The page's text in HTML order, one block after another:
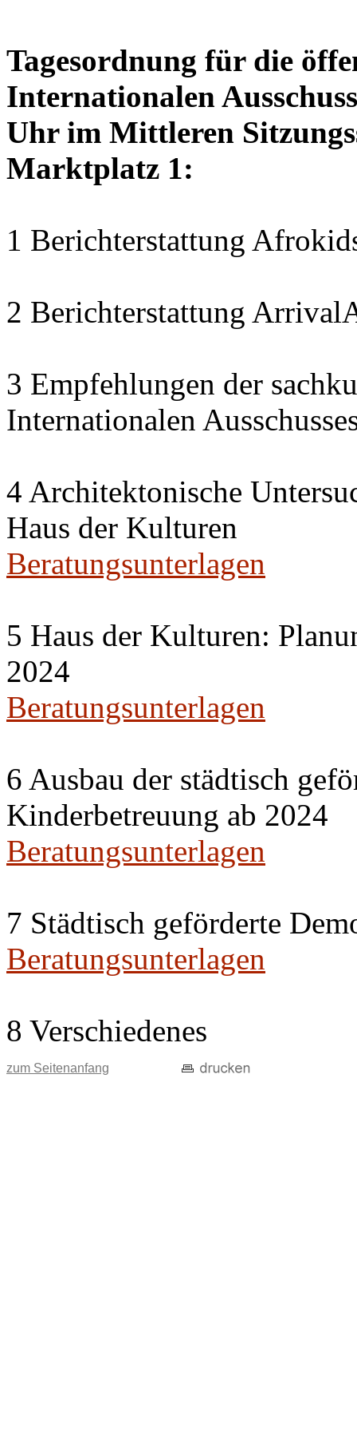
Tagesordnung für die
Internationalen
Uhr im Mittleren
Marktplatz 1:
1 Berichterstattung
2 Berichterstattung
3 Empfehlungen der
Internationalen
4 Architektonische
Haus der Kulturen
Beratungsunterlagen
5 Haus der Kulturen:
2024
Beratungsunterlagen
6 Ausbau der städtisch
Kinderbetreuung ab 2024
Beratungsunterlagen
7 Städtisch geförderte
Beratungsunterlagen
8 Verschiedenes
zum Seitenanfang